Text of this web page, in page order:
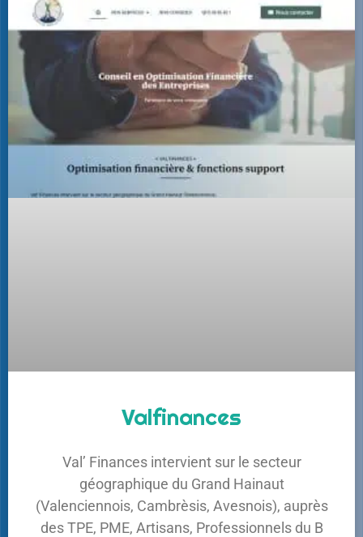
Valfinances
Val’ Finances intervient sur le secteur
géographique du Grand Hainaut
(Valenciennois, Cambrèsis, Avesnois), auprès
des TPE, PME, Artisans, Professionnels du B